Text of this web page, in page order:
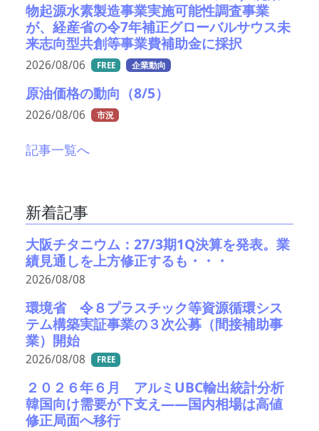
物起源水素製造事業実施可能性調査事業
が、経産省の令7年補正グローバルサウス未
来志向型共創等事業費補助金に採択
2026/08/06 FREE 企業動向
原油価格の動向（8/5）
2026/08/06 市況
記事一覧へ
新着記事
大阪チタニウム：27/3期1Q決算を発表。業
績見通しを上方修正するも・・・
2026/08/08
環境省 令８プラスチック等資源循環シス
テム構築実証事業の３次公募（間接補助事
業）開始
2026/08/08 FREE
２０２６年６月 アルミUBC輸出統計分析
韓国向け需要が下支え――国内相場は高値
修正局面へ移行